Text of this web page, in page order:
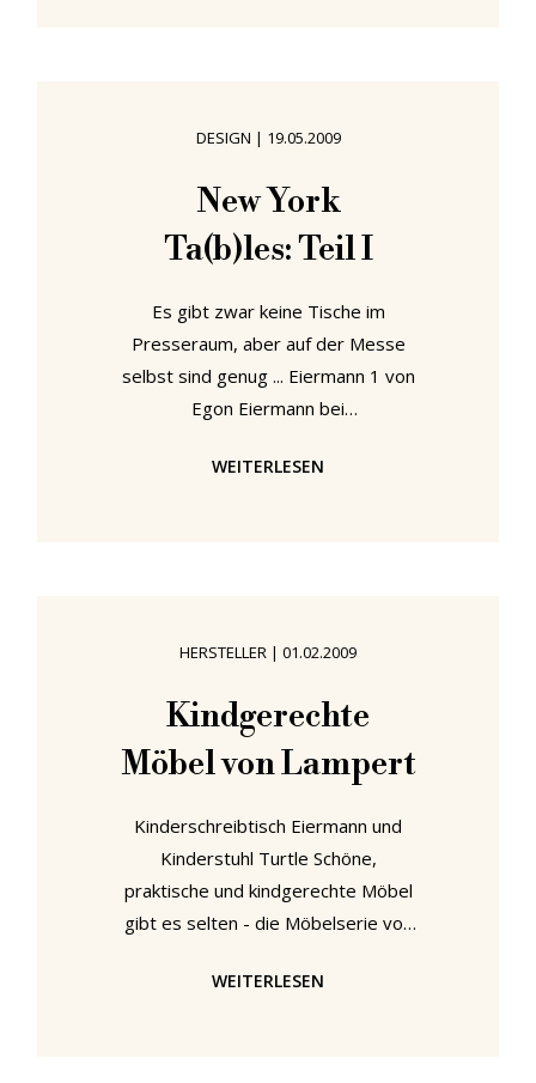
in Deutschland. Nachdem er seine
Zimmermannslehre abgeschlossen
hatte, immatrikulierte er 1930 im
Bauhaus Dessau und zog 1932
DESIGN | 19.05.2009
New York
Ta(b)les: Teil I
Es gibt zwar keine Tische im
Presseraum, aber auf der Messe
selbst sind genug ... Eiermann 1 von
Egon Eiermann bei
nur .... Poliertes Chrom UND ein
stehen oder sitzen kann ...
Crescendo C2 maximus von stilvoll ...
Ziemlich gemein - Zugang zu diesem
Dr Na von Philippe Starck bei Kartell
WEITERLESEN
HERSTELLER | 01.02.2009
Kindgerechte
Möbel von Lampert
Kinderschreibtisch Eiermann und
Kinderstuhl Turtle Schöne,
praktische und kindgerechte Möbel
gibt es selten - die Möbelserie von
willkommene Ausnahme, denn die
WEITERLESEN